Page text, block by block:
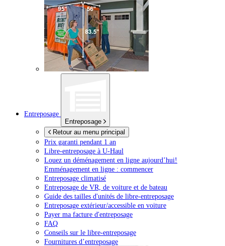
Entreposage
Entreposage
Retour au menu principal
Prix garanti pendant 1 an
Libre-entreposage à U-Haul
Louez un déménagement en ligne aujourd’hui!
Emménagement en ligne : commencer
Entreposage climatisé
Entreposage de VR, de voiture et de bateau
Guide des tailles d'unités de libre-entreposage
Entreposage extérieur/accessible en voiture
Payer ma facture d'entreposage
FAQ
Conseils sur le libre-entreposage
Fournitures d’entreposage